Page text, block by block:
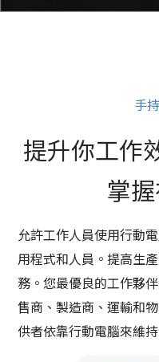
手
提升你工作
掌
允許工作人員使用行動
用程式和人員。提高生
務。您最優良的工作夥
售商、製造商、運輸和
供者依靠行動電腦來維